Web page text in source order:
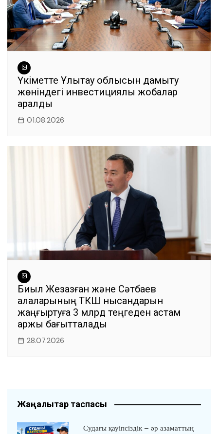
Үкіметте Ұлытау облысын дамыту
жөніндегі инвестициялық жобалар
қаралды
01.08.2026
Биыл Жезқазған және Сәтбаев
қалаларының ТКШ нысандарын
жаңғыртуға 3 млрд теңгеден астам
қаржы бағытталады
28.07.2026
Жаңалықтар таспасы
Судағы қауіпсіздік – әр азаматтың